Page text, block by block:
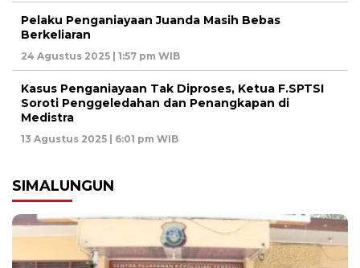
Pelaku Penganiayaan Juanda Masih Bebas
Berkeliaran
24 Agustus 2025 | 1:57 pm WIB
Kasus Penganiayaan Tak Diproses, Ketua F.SPTSI
Soroti Penggeledahan dan Penangkapan di
Medistra
13 Agustus 2025 | 6:01 pm WIB
SIMALUNGUN